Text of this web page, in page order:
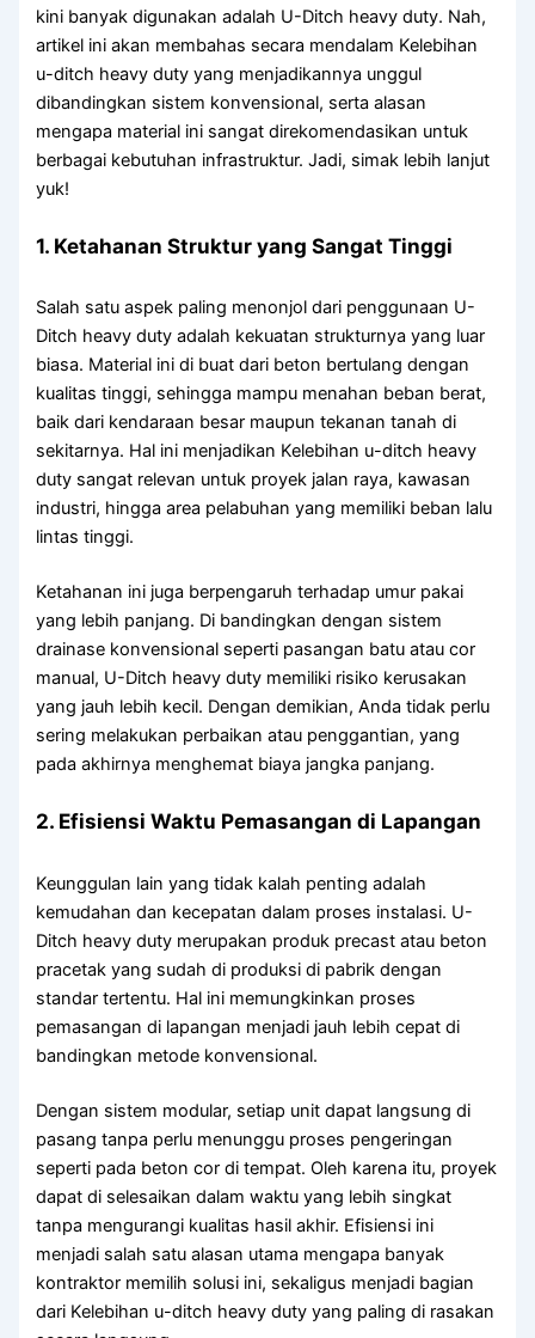
kini banyak digunakan adalah U-Ditch heavy duty. Nah,
artikel ini akan membahas secara mendalam Kelebihan
u-ditch heavy duty yang menjadikannya unggul
dibandingkan sistem konvensional, serta alasan
mengapa material ini sangat direkomendasikan untuk
berbagai kebutuhan infrastruktur. Jadi, simak lebih lanjut
yuk!
1. Ketahanan Struktur yang Sangat Tinggi
Salah satu aspek paling menonjol dari penggunaan U-
Ditch heavy duty adalah kekuatan strukturnya yang luar
biasa. Material ini di buat dari beton bertulang dengan
kualitas tinggi, sehingga mampu menahan beban berat,
baik dari kendaraan besar maupun tekanan tanah di
sekitarnya. Hal ini menjadikan Kelebihan u-ditch heavy
duty sangat relevan untuk proyek jalan raya, kawasan
industri, hingga area pelabuhan yang memiliki beban lalu
lintas tinggi.
Ketahanan ini juga berpengaruh terhadap umur pakai
yang lebih panjang. Di bandingkan dengan sistem
drainase konvensional seperti pasangan batu atau cor
manual, U-Ditch heavy duty memiliki risiko kerusakan
yang jauh lebih kecil. Dengan demikian, Anda tidak perlu
sering melakukan perbaikan atau penggantian, yang
pada akhirnya menghemat biaya jangka panjang.
2. Efisiensi Waktu Pemasangan di Lapangan
Keunggulan lain yang tidak kalah penting adalah
kemudahan dan kecepatan dalam proses instalasi. U-
Ditch heavy duty merupakan produk precast atau beton
pracetak yang sudah di produksi di pabrik dengan
standar tertentu. Hal ini memungkinkan proses
pemasangan di lapangan menjadi jauh lebih cepat di
bandingkan metode konvensional.
Dengan sistem modular, setiap unit dapat langsung di
pasang tanpa perlu menunggu proses pengeringan
seperti pada beton cor di tempat. Oleh karena itu, proyek
dapat di selesaikan dalam waktu yang lebih singkat
tanpa mengurangi kualitas hasil akhir. Efisiensi ini
menjadi salah satu alasan utama mengapa banyak
kontraktor memilih solusi ini, sekaligus menjadi bagian
dari Kelebihan u-ditch heavy duty yang paling di rasakan